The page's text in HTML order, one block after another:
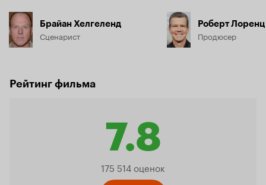
Брайан Хелгеленд
Сценарист
Роберт Лоренц
Продюсер
Рейтинг фильма
7.8
Рейтинг
175 514 оценок